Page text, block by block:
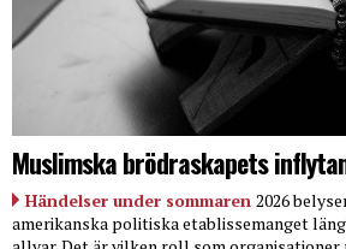
Muslimska brödraskapets
Händelser under sommaren 2026
amerikanska politiska etablissemanget